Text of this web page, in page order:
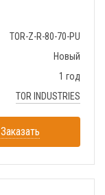
TOR-Z-R-80-70-PU
Новый
1 год
TOR INDUSTRIES
Заказать